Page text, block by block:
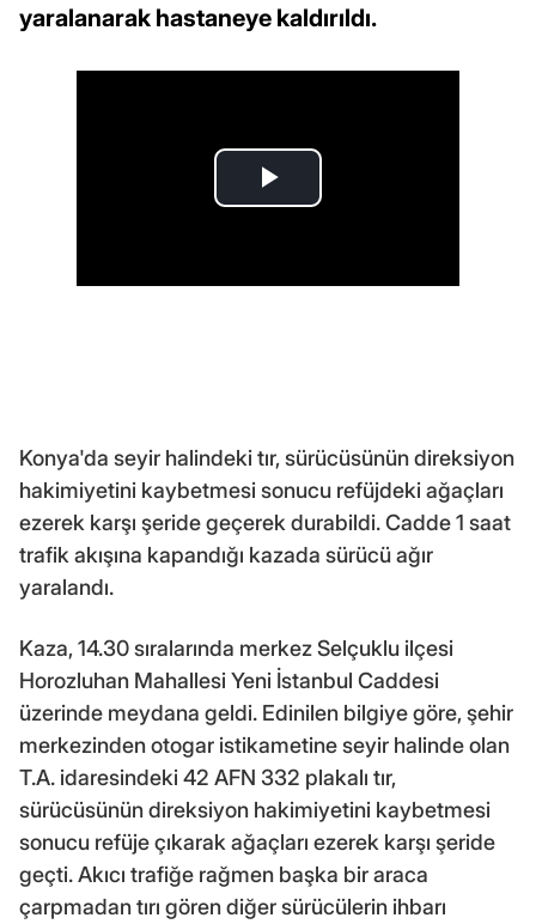
yaralanarak hastaneye kaldırıldı.
Konya'da seyir halindeki tır, sürücüsünün direksiyon
hakimiyetini kaybetmesi sonucu refüjdeki ağaçları
ezerek karşı şeride geçerek durabildi. Cadde 1 saat
trafik akışına kapandığı kazada sürücü ağır
yaralandı.
Kaza, 14.30 sıralarında merkez Selçuklu ilçesi
Horozluhan Mahallesi Yeni İstanbul Caddesi
üzerinde meydana geldi. Edinilen bilgiye göre, şehir
merkezinden otogar istikametine seyir halinde olan
T.A. idaresindeki 42 AFN 332 plakalı tır,
sürücüsünün direksiyon hakimiyetini kaybetmesi
sonucu refüje çıkarak ağaçları ezerek karşı şeride
geçti. Akıcı trafiğe rağmen başka bir araca
çarpmadan tırı gören diğer sürücülerin ihbarı